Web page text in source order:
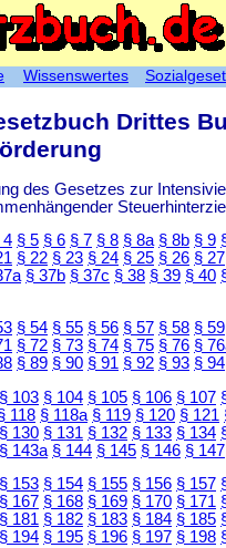
Drittes
des Gesetzes zur
4 § 5 § 6 § 7 § 8 § 8a § 8b § 9
§ 22 § 23 § 24 § 25 § 26 § 27
§ 37b § 37c § 38 § 39 § 40
§ 54 § 55 § 56 § 57 § 58 § 59
§ 72 § 73 § 74 § 75 § 76 §
§ 89 § 90 § 91 § 92 § 93 § 94
§ 103 § 104 § 105 § 106 § 107
118 § 118a § 119 § 120 § 121
§ 130 § 131 § 132 § 133 § 134
§ 143a § 144 § 145 § 146 § 147
§ 153 § 154 § 155 § 156 § 157
§ 167 § 168 § 169 § 170 § 171
§ 181 § 182 § 183 § 184 § 185
§ 194 § 195 § 196 § 197 § 198
Wissenswertes